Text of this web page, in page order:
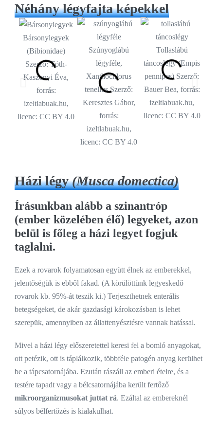
Néhány légyfajta képekkel
Bársonylegyek
(Bibionidae)
Szerző: Tóth-
Kaszonyi Éva,
forrás:
izeltlabuak.hu,
licenc: CC BY 4.0
Szúnyoglábú
légyféle,
Xanthochlorus
tenellus Szerző:
Keresztes Gábor,
forrás:
izeltlabuak.hu,
licenc: CC BY 4.0
Tollaslábú
táncoslégy (Empis
pennipes) Szerző:
Bauer Bea, forrás:
izeltlabuak.hu,
licenc: CC BY 4.0
Házi légy(Musca domectica)
Írásunkban alább a szinantróp
(ember közelében élő) legyeket, azon
belül is főleg a házi legyet fogjuk
taglalni.
Ezek a rovarok folyamatosan együtt élnek az emberekkel,
jelentőségük is ebből fakad. (A körülöttünk legyeskedő
rovarok kb. 95%-át teszik ki.) Terjeszthetnek enterális
betegségeket, de akár gazdasági károkozásban is lehet
szerepük, amennyiben az állattenyésztésre vannak hatással.
Mivel a házi légy előszeretettel keresi fel a bomló anyagokat,
ott petézik, ott is táplálkozik, többféle patogén anyag kerülhet
be a tápcsatornájába. Ezután rászáll az emberi ételre, és a
testére tapadt vagy a bélcsatornájába került fertőző
mikroorganizmusokat juttat rá. Ezáltal az embereknél
súlyos bélfertőzés is kialakulhat.